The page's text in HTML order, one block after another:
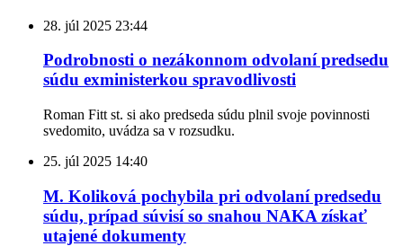
28. júl 2025 23:44
Podrobnosti o nezákonnom odvolaní predsedu
súdu exministerkou spravodlivosti
Roman Fitt st. si ako predseda súdu plnil svoje povinnosti
svedomito, uvádza sa v rozsudku.
25. júl 2025 14:40
M. Koliková pochybila pri odvolaní predsedu
súdu, prípad súvisí so snahou NAKA získať
utajené dokumenty